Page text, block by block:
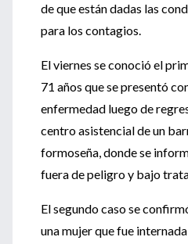
de que están dadas las
para los contagios.
El viernes se conoció el
71 años que se presentó
enfermedad luego de
centro asistencial de un
formoseña, donde se
fuera de peligro y bajo
El segundo caso se
una mujer que fue